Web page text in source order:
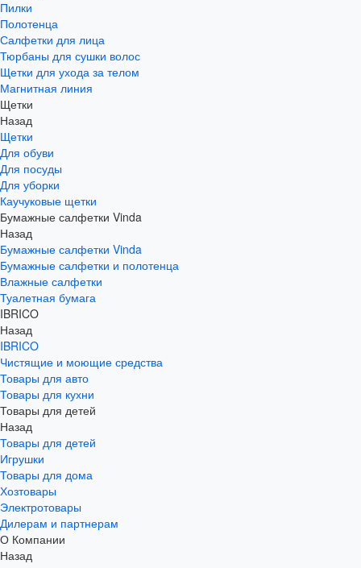
Пилки
Полотенца
Салфетки для лица
Тюрбаны для сушки волос
Щетки для ухода за телом
Магнитная линия
Щетки
Назад
Щетки
Для обуви
Для посуды
Для уборки
Каучуковые щетки
Бумажные салфетки Vinda
Назад
Бумажные салфетки Vinda
Бумажные салфетки и полотенца
Влажные салфетки
Туалетная бумага
IBRICO
Назад
IBRICO
Чистящие и моющие средства
Товары для авто
Товары для кухни
Товары для детей
Назад
Товары для детей
Игрушки
Товары для дома
Хозтовары
Электротовары
Дилерам и партнерам
О Компании
Назад